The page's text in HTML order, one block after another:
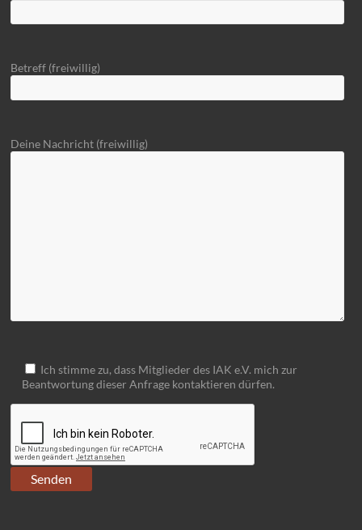
Betreff (freiwillig)
Deine Nachricht (freiwillig)
Ich stimme zu, dass Mitglieder des IAK e.V. mich zur
Beantwortung dieser Anfrage kontaktieren dürfen.